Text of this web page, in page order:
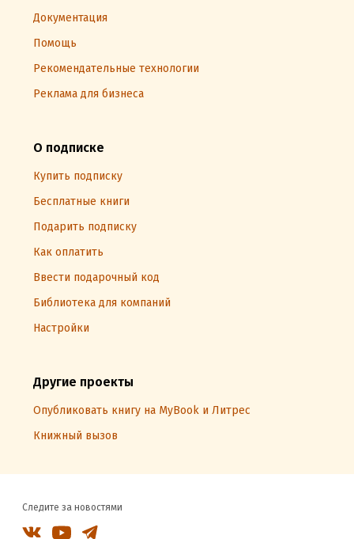
Документация
Помощь
Рекомендательные технологии
Реклама для бизнеса
О подписке
Купить подписку
Бесплатные книги
Подарить подписку
Как оплатить
Ввести подарочный код
Библиотека для компаний
Настройки
Другие проекты
Опубликовать книгу на MyBook и Литрес
Книжный вызов
Следите за новостями